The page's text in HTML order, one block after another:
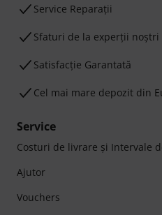
Service Reparații
Sfaturi de la experții noștri
Satisfacție Garantată
Cel mai mare depozit din
Service
Costuri de livrare şi Intervale
Ajutor
Vouchers